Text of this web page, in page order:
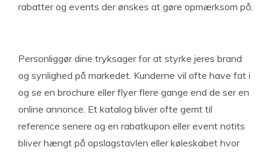
rabatter og events der ønskes at gøre opmærksom på.
Personliggør dine tryksager for at styrke jeres brand
og synlighed på markedet. Kunderne vil ofte have fat i
og se en brochure eller flyer flere gange end de ser en
online annonce. Et katalog bliver ofte gemt til
reference senere og en rabatkupon eller event notits
bliver hængt på opslagstavlen eller køleskabet hvor